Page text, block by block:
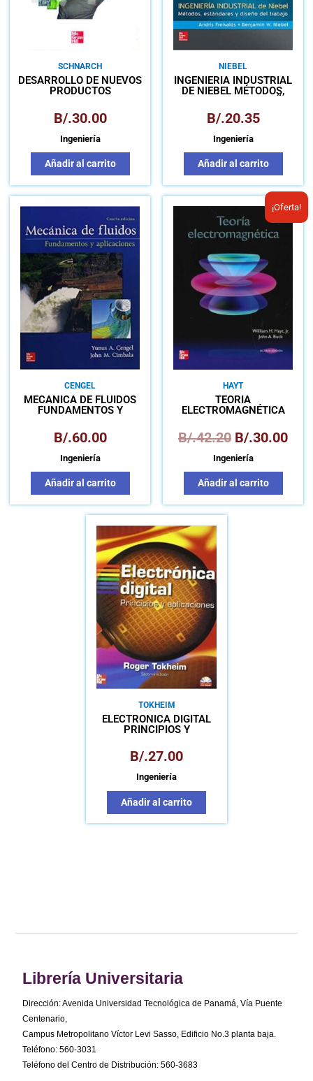
SCHNARCH
DESARROLLO DE NUEVOS
PRODUCTOS
INNOVACIÓN Y
MARKETING
B/.30.00
Ingeniería
Añadir al carrito
NIEBEL
INGENIERÍA INDUSTRIAL
DE NIEBEL MÉTODOS,
DEL TRABAJO
B/.20.35
Ingeniería
Añadir al carrito
CENGEL
MECÁNICA DE FLUIDOS
FUNDAMENTOS Y
B/.60.00
Ingeniería
Añadir al carrito
¡Oferta!
HAYT
TEORÍA
ELECTROMAGNÉTICA
B/.42.20
El
precio
original
era:
B/.42.20.
B/.30.00
El
Ingeniería
Añadir al carrito
TOKHEIM
ELECTRÓNICA DIGITAL
PRINCIPIOS Y
B/.27.00
Ingeniería
Añadir al carrito
Librería Universitaria
Dirección: Avenida Universidad Tecnológica de Panamá, Vía Puente
Centenario,
Campus Metropolitano Víctor Levi Sasso, Edificio No.3 planta baja.
Teléfono: 560-3031
Teléfono del Centro de Distribución: 560-3683